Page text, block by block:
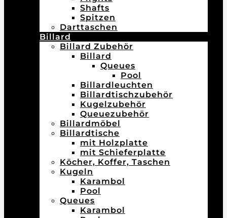
Shafts
Spitzen
Darttaschen
Billard
Billard Zubehör
Billard
Queues
Pool
Billardleuchten
Billardtischzubehör
Kugelzubehör
Queuezubehör
Billardmöbel
Billardtische
mit Holzplatte
mit Schieferplatte
Köcher, Koffer, Taschen
Kugeln
Karambol
Pool
Queues
Karambol